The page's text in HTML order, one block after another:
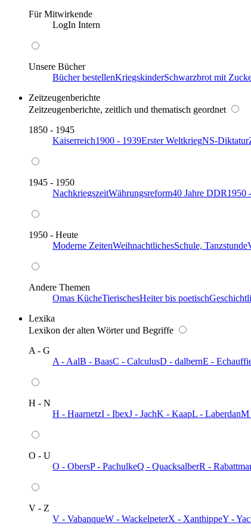
Für Mitwirkende
LogIn Intern
Unsere Bücher
Bücher bestellenKriegskinderSchwarzbrot mit
Zeitzeugenberichte
Zeitzeugenberichte, zeitlich und thematisch geordnet
1850 - 1945
Kaiserreich1900 - 1939Erster WeltkriegNS-Diktatur
1945 - 1950
NachkriegszeitWährungsreform40 Jahre DDR1950
1950 - Heute
Moderne ZeitenWeihnachtlichesSchule, Tanzstunde
Andere Themen
Omas KücheTierischesHeiter bis poetisch
Lexika
Lexikon der alten Wörter und Begriffe
A - G
A - AalB - BaasC - CalculusD - dalbernE -
H - N
H - HaarnetzI - IbexJ - JachK - KaapL - LaberdanM
O - U
O - ObersP - PachulkeQ - QuacksalberR -
V - Z
V - VabanqueW - WackelpeterX - XanthippeY -